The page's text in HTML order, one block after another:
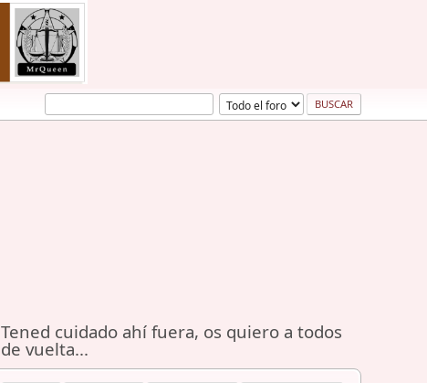
Tened cuidado ahí fuera, os quiero a todos
de vuelta...